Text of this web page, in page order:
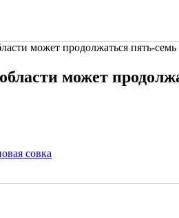
может продолжаться пять-семь
может
совка